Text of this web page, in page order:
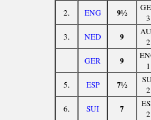
2.
ENG 9½
3
3.
NED 9
2
GER
9
1
5.
ESP 7½
2
6.
SUI 7
2